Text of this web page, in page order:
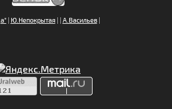
| Ю.Непокрытая| | А.Васильев|